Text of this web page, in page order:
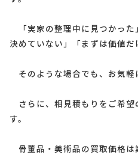
「実家の整理中に見つかった
決めていない」「まずは価値だ
そのような場合でも、お気軽
さらに、相見積もりをご希望
す。
骨董品・美術品の買取価格は